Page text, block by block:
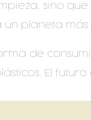
sino
planeta más
de
El futuro